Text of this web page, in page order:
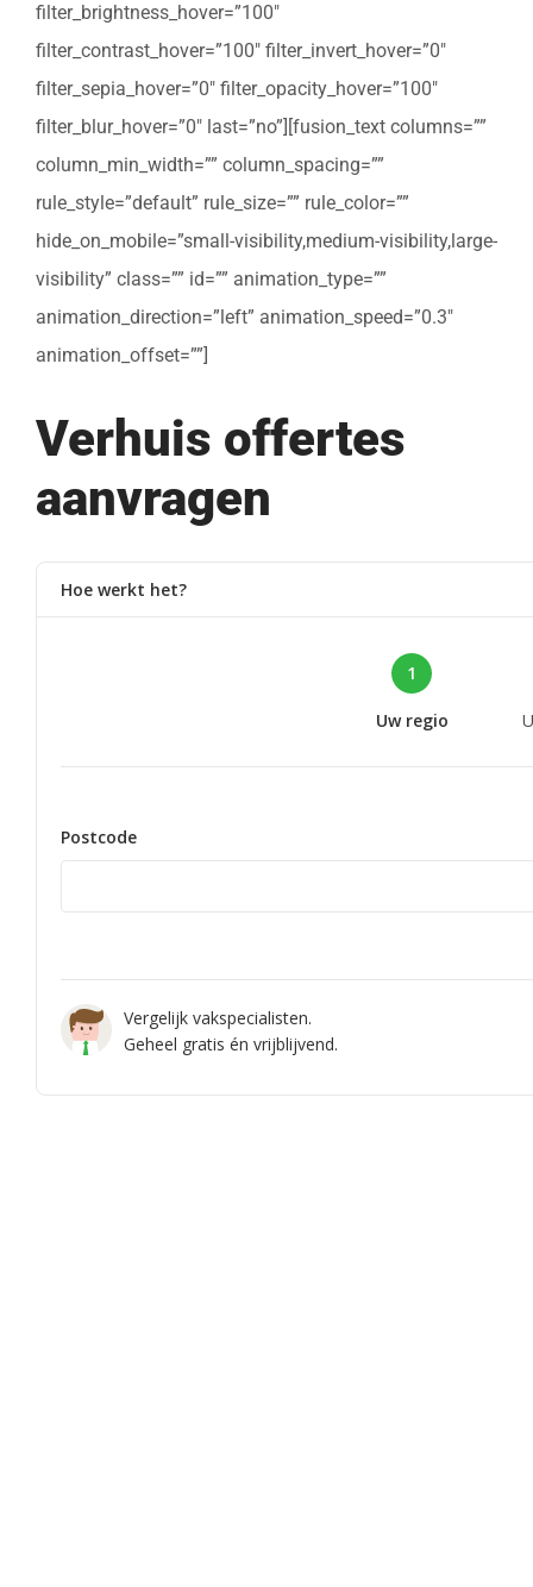
filter_brightness_hover=”100″
filter_contrast_hover=”100″ filter_invert_hover=”0″
filter_sepia_hover=”0″ filter_opacity_hover=”100″
filter_blur_hover=”0″ last=”no”][fusion_text columns=””
column_min_width=”” column_spacing=””
rule_style=”default” rule_size=”” rule_color=””
hide_on_mobile=”small-visibility,medium-visibility,large-
visibility” class=”” id=”” animation_type=””
animation_direction=”left” animation_speed=”0.3″
animation_offset=””]
Verhuis offertes
aanvragen